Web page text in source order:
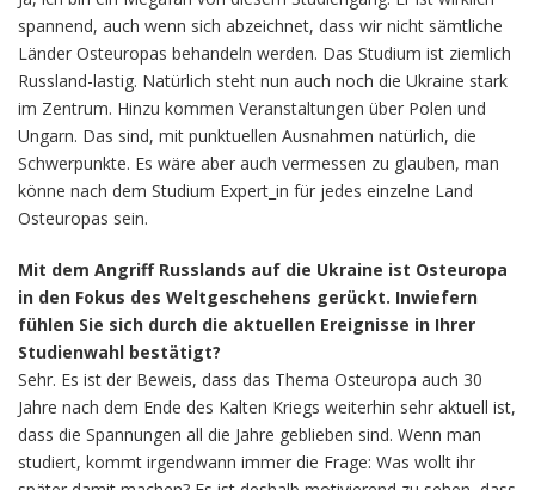
spannend, auch wenn sich abzeichnet, dass wir nicht sämtliche
Länder Osteuropas behandeln werden. Das Studium ist ziemlich
Russland-lastig. Natürlich steht nun auch noch die Ukraine stark
im Zentrum. Hinzu kommen Veranstaltungen über Polen und
Ungarn. Das sind, mit punktuellen Ausnahmen natürlich, die
Schwerpunkte. Es wäre aber auch vermessen zu glauben, man
könne nach dem Studium Expert_in für jedes einzelne Land
Osteuropas sein.
Mit dem Angriff Russlands auf die Ukraine ist Osteuropa
in den Fokus des Weltgeschehens gerückt. Inwiefern
fühlen Sie sich durch die aktuellen Ereignisse in Ihrer
Studienwahl bestätigt?
Sehr. Es ist der Beweis, dass das Thema Osteuropa auch 30
Jahre nach dem Ende des Kalten Kriegs weiterhin sehr aktuell ist,
dass die Spannungen all die Jahre geblieben sind. Wenn man
studiert, kommt irgendwann immer die Frage: Was wollt ihr